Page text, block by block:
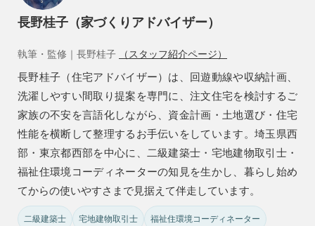
長野桂子（家づくりアドバイザー）
執筆・監修｜長野桂子 （スタッフ紹介ページ）
長野桂子（住宅アドバイザー）は、回遊動線や収納計画、
洗濯しやすい間取り提案を専門に、注文住宅を検討するご
家族の不安を言語化しながら、資金計画・土地選び・住宅
性能を横断して整理するお手伝いをしています。埼玉県西
部・東京都西部を中心に、二級建築士・宅地建物取引士・
福祉住環境コーディネーターの知見を生かし、暮らし始め
てからの使いやすさまで見据えて伴走しています。
二級建築士 宅地建物取引士 福祉住環境コーディネーター